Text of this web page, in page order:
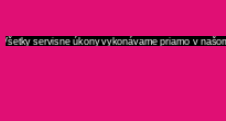
servisne úkony vykonávame priamo v